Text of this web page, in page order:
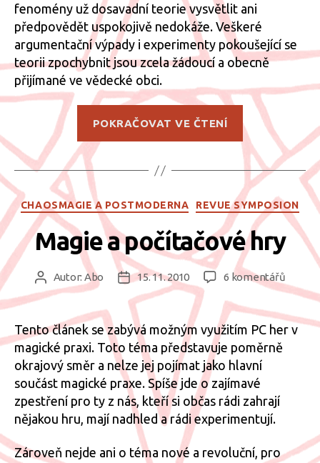
fenomény už dosavadní teorie vysvětlit ani
předpovědět uspokojivě nedokáže. Veškeré
argumentační výpady i experimenty pokoušející se
teorii zpochybnit jsou zcela žádoucí a obecně
přijímané ve vědecké obci.
POKRAČOVAT VE ČTENÍ
„Logická
argumentace
v
světech“
Rubriky
CHAOSMAGIE A POSTMODERNA REVUE SYMPOSION
Magie a počítačové hry
Autor
příspěvku
Autor: Abo
Datum
příspěvku
15. 11. 2010 6 komentářůu
textu
Tento článek se zabývá možným využitím PC her v
magické praxi. Toto téma představuje poměrně
okrajový směr a nelze jej pojímat jako hlavní
součást magické praxe. Spíše jde o zajímavé
zpestření pro ty z nás, kteří si občas rádi zahrají
nějakou hru, mají nadhled a rádi experimentují.
Zároveň nejde ani o téma nové a revoluční, pro